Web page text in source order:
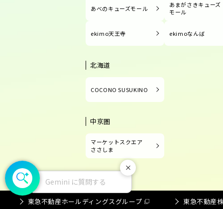
Gemini に質問する
閉じる
あべのキューズモール
あまがさきキューズ
モール
ekimo天王寺 ekimoなんば
北海道
COCONO SUSUKINO
中京圏
マーケットスクエア
ささしま
東急不動産ホールディングスグループ 東急不動産